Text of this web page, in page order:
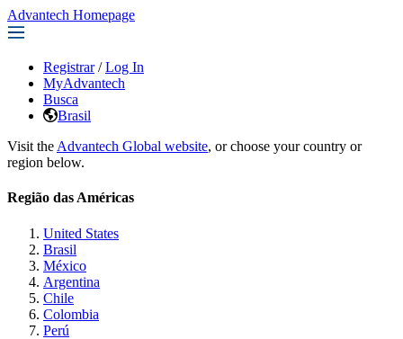
Advantech Homepage
Registrar / Log In
MyAdvantech
Busca
Brasil
Visit the Advantech Global website, or choose your country or
region below.
Região das Américas
United States
Brasil
México
Argentina
Chile
Colombia
Perú